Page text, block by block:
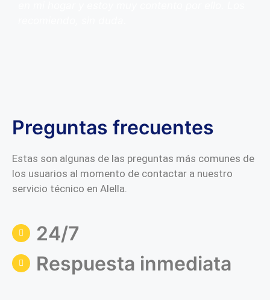
Preguntas frecuentes
Estas son algunas de las preguntas más comunes de
los usuarios al momento de contactar a nuestro
servicio técnico en Alella.
24/7
Respuesta inmediata